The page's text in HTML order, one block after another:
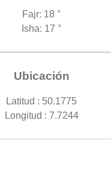
Fajr: 18 °
Isha: 17 °
Ubicación
Latitud : 50.1775
Longitud : 7.7244